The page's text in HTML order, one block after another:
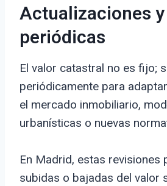
Actualizaciones
periódicas
El valor catastral no es fijo;
periódicamente para
el mercado inmobiliario,
urbanísticas o nuevas
En Madrid, estas revisiones
subidas o bajadas del valor